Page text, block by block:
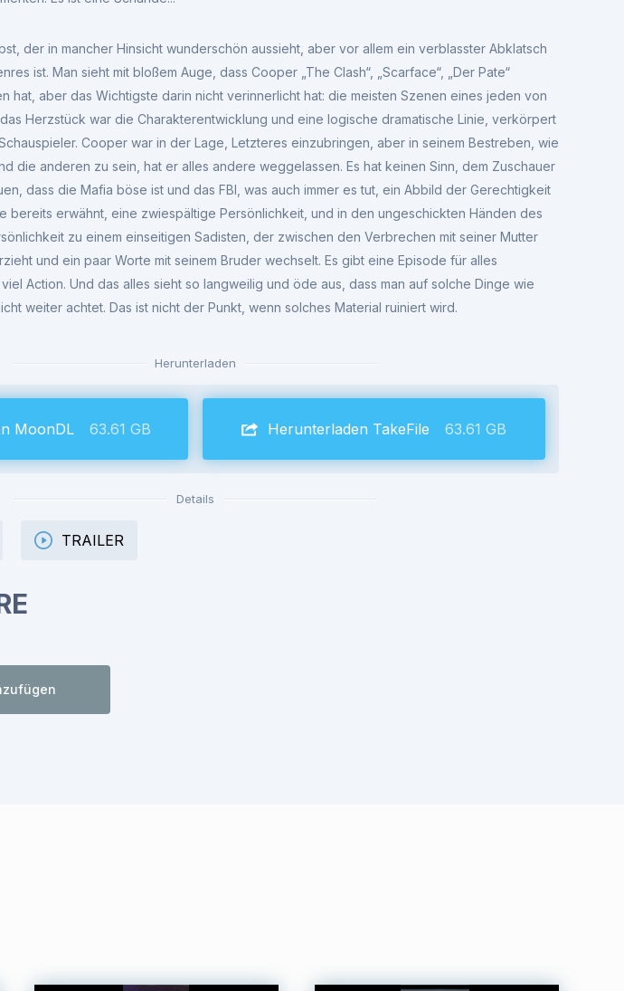
der in mancher Hinsicht wunderschön aussieht, aber vor allem ein verblasster Abklatsch
ist. Man sieht mit bloßem Auge, dass Cooper „The Clash“, „Scarface“, „Der Pate“
hat, aber das Wichtigste darin nicht verinnerlicht hat: die meisten Szenen eines jeden von
Herzstück war die Charakterentwicklung und eine logische dramatische Linie, verkörpert
Cooper war in der Lage, Letzteres einzubringen, aber in seinem Bestreben, wie
die anderen zu sein, hat er alles andere weggelassen. Es hat keinen Sinn, dem Zuschauer
dass die Mafia böse ist und das FBI, was auch immer es tut, ein Abbild der Gerechtigkeit
bereits erwähnt, eine zwiespältige Persönlichkeit, und in den ungeschickten Händen des
zu einem einseitigen Sadisten, der zwischen den Verbrechen mit seiner Mutter
und ein paar Worte mit seinem Bruder wechselt. Es gibt eine Episode für alles
Action. Und das alles sieht so langweilig und öde aus, dass man auf solche Dinge wie
weiter achtet. Das ist nicht der Punkt, wenn solches Material ruiniert wird.
Herunterladen
MoonDL 63.61 GB Herunterladen TakeFile 63.61 GB
Details
TRAILER